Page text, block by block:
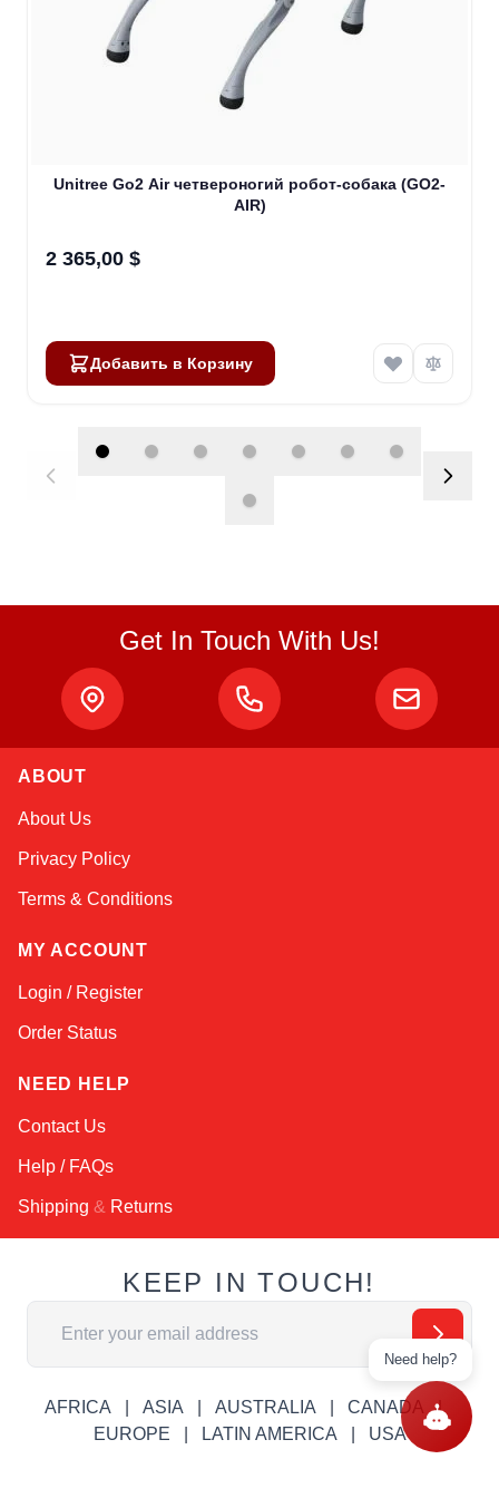
Unitree Go2 Air четвероногий робот-собака (GO2-
AIR)
2 365,00 $
Добавить в Корзину
Get In Touch With Us!
ABOUT
About Us
Privacy Policy
Terms & Conditions
MY ACCOUNT
Login / Register
Order Status
NEED HELP
Contact Us
Help / FAQs
Shipping & Returns
KEEP IN TOUCH!
Адрес электронной почты
AFRICA ASIA AUSTRALIA
CANADA
EUROPE
LATIN AMERICA USA
Need help?